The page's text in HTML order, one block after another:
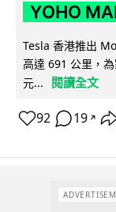
YOHO
Tesla 香港推出
高達 691 公里，
元...
閱讀全文
92 19 ↗